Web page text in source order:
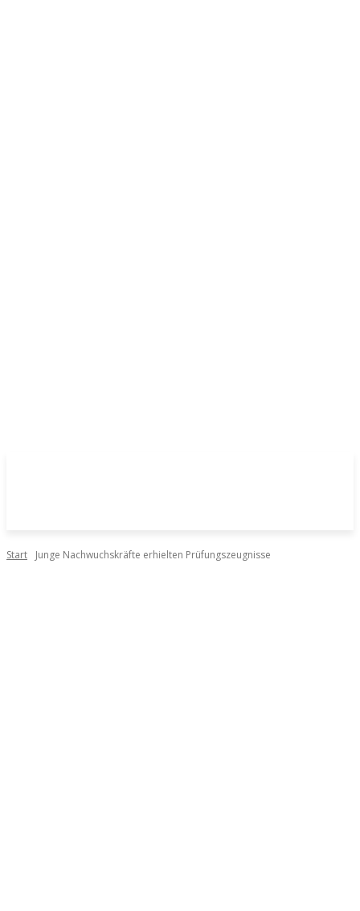
Start Junge Nachwuchskräfte erhielten Prüfungszeugnisse